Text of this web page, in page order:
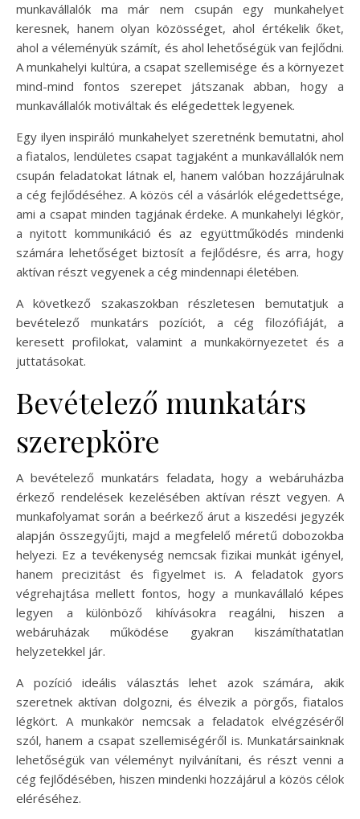
munkavállalók ma már nem csupán egy munkahelyet
keresnek, hanem olyan közösséget, ahol értékelik őket,
ahol a véleményük számít, és ahol lehetőségük van fejlődni.
A munkahelyi kultúra, a csapat szellemisége és a környezet
mind-mind fontos szerepet játszanak abban, hogy a
munkavállalók motiváltak és elégedettek legyenek.
Egy ilyen inspiráló munkahelyet szeretnénk bemutatni, ahol
a fiatalos, lendületes csapat tagjaként a munkavállalók nem
csupán feladatokat látnak el, hanem valóban hozzájárulnak
a cég fejlődéséhez. A közös cél a vásárlók elégedettsége,
ami a csapat minden tagjának érdeke. A munkahelyi légkör,
a nyitott kommunikáció és az együttműködés mindenki
számára lehetőséget biztosít a fejlődésre, és arra, hogy
aktívan részt vegyenek a cég mindennapi életében.
A következő szakaszokban részletesen bemutatjuk a
bevételező munkatárs pozíciót, a cég filozófiáját, a
keresett profilokat, valamint a munkakörnyezetet és a
juttatásokat.
Bevételező munkatárs
szerepköre
A bevételező munkatárs feladata, hogy a webáruházba
érkező rendelések kezelésében aktívan részt vegyen. A
munkafolyamat során a beérkező árut a kiszedési jegyzék
alapján összegyűjti, majd a megfelelő méretű dobozokba
helyezi. Ez a tevékenység nemcsak fizikai munkát igényel,
hanem precizitást és figyelmet is. A feladatok gyors
végrehajtása mellett fontos, hogy a munkavállaló képes
legyen a különböző kihívásokra reagálni, hiszen a
webáruházak működése gyakran kiszámíthatatlan
helyzetekkel jár.
A pozíció ideális választás lehet azok számára, akik
szeretnek aktívan dolgozni, és élvezik a pörgős, fiatalos
légkört. A munkakör nemcsak a feladatok elvégzéséről
szól, hanem a csapat szellemiségéről is. Munkatársainknak
lehetőségük van véleményt nyilvánítani, és részt venni a
cég fejlődésében, hiszen mindenki hozzájárul a közös célok
eléréséhez.